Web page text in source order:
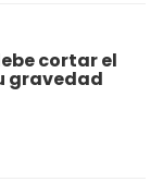
cortar el
gravedad